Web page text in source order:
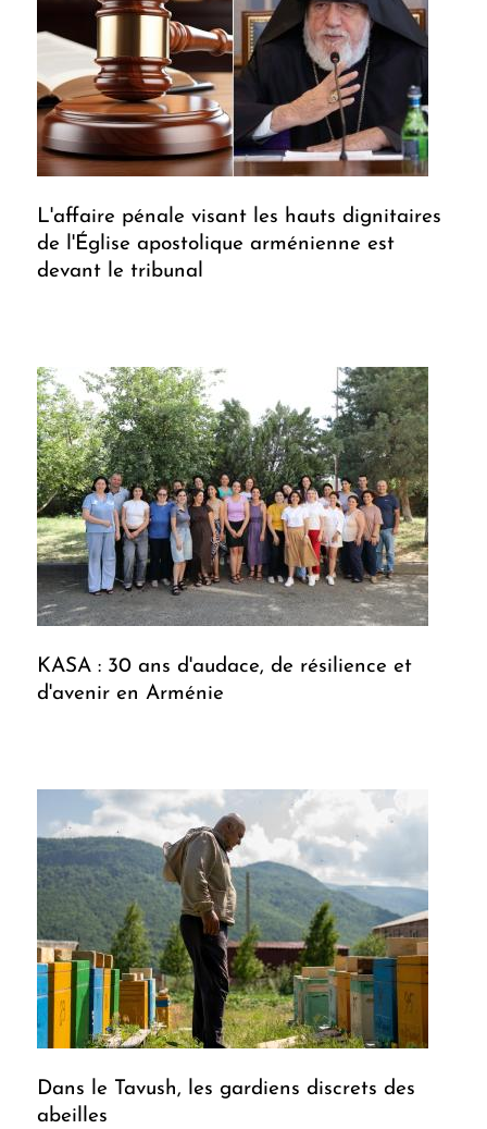
L'affaire pénale visant les hauts dignitaires
de l'Église apostolique arménienne est
devant le tribunal
KASA : 30 ans d'audace, de résilience et
d'avenir en Arménie
Dans le Tavush, les gardiens discrets des
abeilles